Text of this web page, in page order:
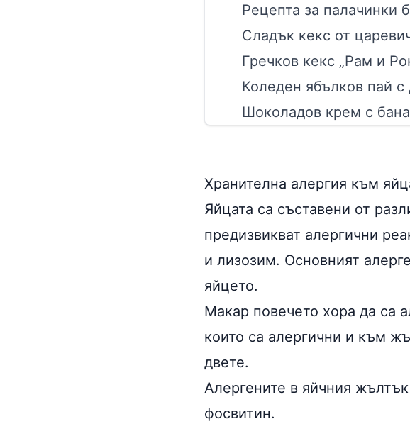
Рецепта за палачинки
Сладък кекс от
Гречков кекс „Рам и
Коледен ябълков пай с
Шоколадов крем с
Хранителна алергия към
Яйцата са съставени от
предизвикват алергични
и лизозим. Основният
яйцето.
Макар повечето хора да са
които са алергични и към
двете.
Алергените в яйчния
фосвитин.